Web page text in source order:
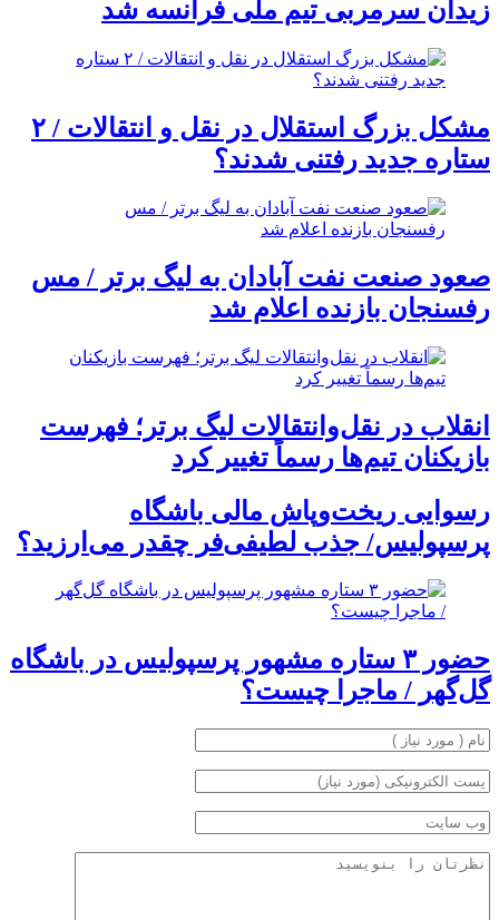
زیدان سرمربی تیم ملی فرانسه شد
مشکل بزرگ استقلال در نقل و انتقالات / ۲
ستاره جدید رفتنی شدند؟
صعود صنعت نفت آبادان به لیگ برتر / مس
رفسنجان بازنده اعلام شد
انقلاب در نقل‌وانتقالات لیگ برتر؛ فهرست
بازیکنان تیم‌ها رسماً تغییر کرد
رسوایی ریخت‌وپاش مالی باشگاه
پرسپولیس/ جذب لطیفی‌فر چقدر می‌ارزید؟
حضور ۳ ستاره مشهور پرسپولیس در باشگاه
گل‌گهر / ماجرا چیست؟